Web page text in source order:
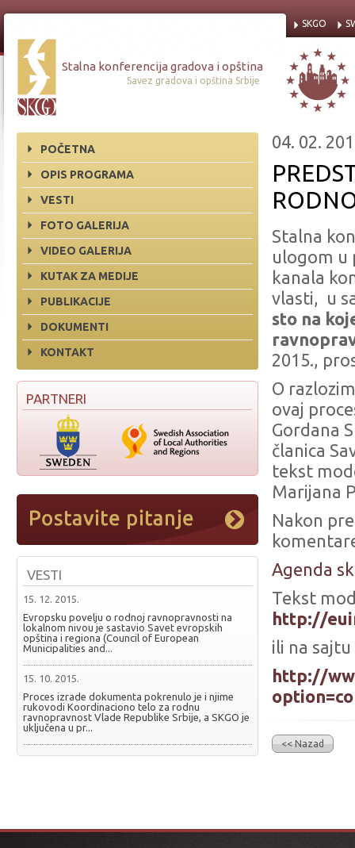
Stalna konferencija gradova i opština
Savez gradova i opština Srbije
SKGO
POČETNA
OPIS PROGRAMA
VESTI
FOTO GALERIJA
VIDEO GALERIJA
KUTAK ZA MEDIJE
PUBLIKACIJE
DOKUMENTI
KONTAKT
PARTNERI
VESTI
15. 12. 2015.
Evropsku povelju o rodnoj ravnopravnosti na
lokalnom nivou je sastavio Savet evropskih
opština i regiona (Council of European
Municipalities and...
15. 10. 2015.
Proces izrade dokumenta pokrenulo je i njime
rukovodi Koordinaciono telo za rodnu
ravnopravnost Vlade Republike Srbije, a SKGO je
uključena u pr...
04. 02.
Stalna
ulogom u
kanala
vlasti, u
sto na
2015.,
O
ovaj
Gordana
članica
tekst
Marijana
Nakon
Agenda
Tekst
http://
ili na
http://
<< Nazad